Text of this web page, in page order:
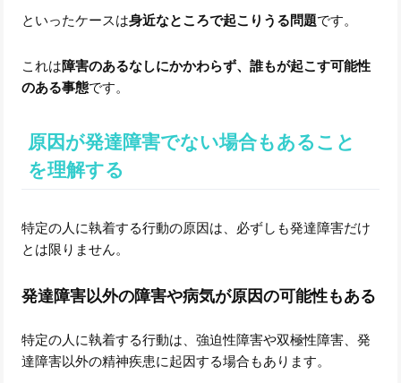
といったケースは身近なところで起こりうる問題です。
これは障害のあるなしにかかわらず、誰もが起こす可能性
のある事態です。
原因が発達障害でない場合もあること
を理解する
特定の人に執着する行動の原因は、必ずしも発達障害だけ
とは限りません。
発達障害以外の障害や病気が原因の可能性もある
特定の人に執着する行動は、強迫性障害や双極性障害、発
達障害以外の精神疾患に起因する場合もあります。